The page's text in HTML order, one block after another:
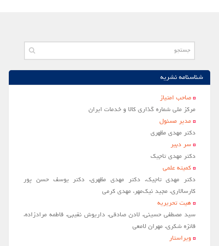
شناسنامه نشریه
صاحب امتياز
مركز ملي شماره گذاري كالا و خدمات ايران
مدير مسئول
دکتر مهدی مظهری
سر دبير
دکتر مهدی تاجیک
کمیته علمی
دکتر مهدی تاجیک، دکتر مهدی مظهری، دکتر یوسف حسن پور
کارسالاری، مجید نیک‌مهر، مهدی کرمی
هیت تحریریه
سید مصطفی حسینی، لادن صادقی، داریوش نقیبی، فاطمه مرادزاده،
فائزه شکری، مهران لامعی
ویراستار